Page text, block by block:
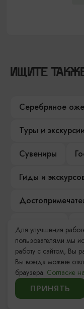
ИЩИТЕ
Серебряное
Туры и экскурсии
Сувениры
Гиды и
Компас
Настоящий
Для улучшения
пользователями мы
работу с сайтом, Вы
Вы всегда можете
браузера. Согласие
ПРИНЯТЬ